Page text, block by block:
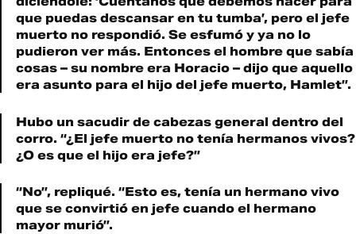
que puedas descansar en tu tumba’, pero el jefe
muerto no respondió. Se esfumó y ya no lo
pudieron ver más. Entonces el hombre que sabía
cosas – su nombre era Horacio – dijo que aquello
era asunto para el hijo del jefe muerto, Hamlet”.
Hubo un sacudir de cabezas general dentro del
corro. “¿El jefe muerto no tenía hermanos vivos?
¿O es que el hijo era jefe?”
“No”, repliqué. “Esto es, tenía un hermano vivo
que se convirtió en jefe cuando el hermano
mayor murió”.